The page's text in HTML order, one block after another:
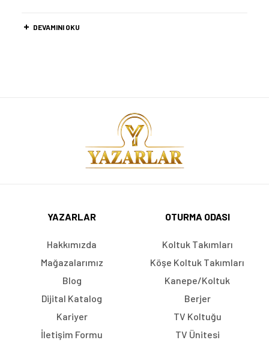
DEVAMINI OKU
YAZARLAR
Hakkımızda
Mağazalarımız
Blog
Dijital Katalog
Kariyer
İletişim Formu
OTURMA ODASI
Koltuk Takımları
Köşe Koltuk Takımları
Kanepe/Koltuk
Berjer
TV Koltuğu
TV Ünitesi